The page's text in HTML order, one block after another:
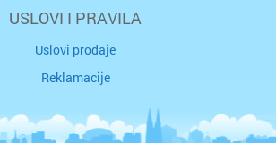
USLOVI I PRAVILA
Uslovi prodaje
Reklamacije